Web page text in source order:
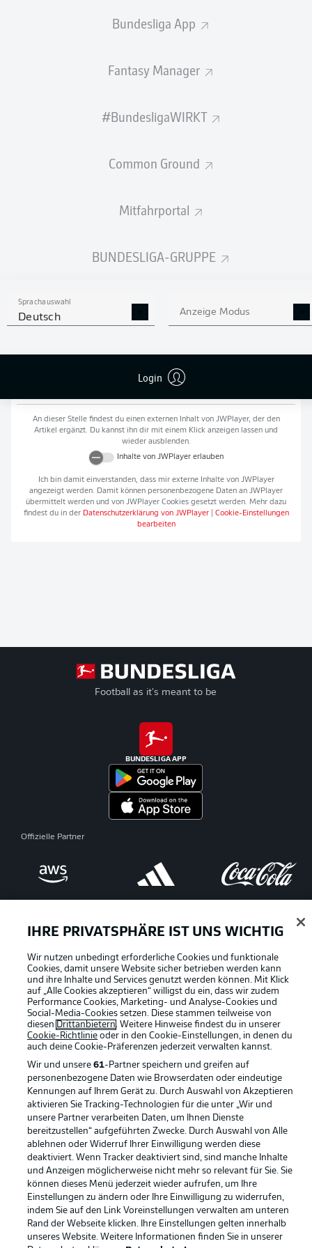
Bundesliga App
Fantasy Manager
#BundesligaWIRKT
Common Ground
Mitfahrportal
BUNDESLIGA-GRUPPE
Sprachauswahl
Deutsch Anzeige Modus
Login
NEWS
VIDEOS
An dieser Stelle findest du einen externen Inhalt von JWPlayer, der den
Artikel ergänzt. Du kannst ihn dir mit einem Klick anzeigen lassen und
wieder ausblenden.
Inhalte von JWPlayererlauben
Ich bin damit einverstanden, dass mir externe Inhalte von JWPlayer
angezeigt werden. Damit können personenbezogene Daten an JWPlayer
übermittelt werden und von JWPlayer Cookies gesetzt werden. Mehr dazu
findest du in der Datenschutzerklärung von JWPlayer| Cookie-Einstellungen
bearbeiten
Football as it's meant to be
BUNDESLIGA APP
Offizielle Partner
Rechtliche Hinweise Voreinstellungen verwalten
Datenschutz Nutzungsbedingungen
Kontakt Jobs
Impressum Partner
Spieler
AGB
IHRE PRIVATSPHÄRE IST UNS WICHTIG
Wir nutzen unbedingt erforderliche Cookies und funktionale
Cookies, damit unsere Website sicher betrieben werden kann
und ihre Inhalte und Services genutzt werden können. Mit Klick
auf „Alle Cookies akzeptieren“ willigst du ein, dass wir zudem
Performance Cookies, Marketing- und Analyse-Cookies und
Social-Media-Cookies setzen. Diese stammen teilweise von
diesen Drittanbietern. Weitere Hinweise findest du in unserer
Cookie-Richtlinie oder in den Cookie-Einstellungen, in denen du
auch deine Cookie-Präferenzen jederzeit verwalten kannst.
Wir und unsere61-Partner speichern und greifen auf
personenbezogene Daten wie Browserdaten oder eindeutige
Kennungen auf Ihrem Gerät zu. Durch Auswahl von Akzeptieren
aktivieren Sie Tracking-Technologien für die unter „Wir und
unsere Partner verarbeiten Daten, um Ihnen Dienste
bereitzustellen“ aufgeführten Zwecke. Durch Auswahl von Alle
ablehnen oder Widerruf Ihrer Einwilligung werden diese
deaktiviert. Wenn Tracker deaktiviert sind, sind manche Inhalte
und Anzeigen möglicherweise nicht mehr so relevant für Sie. Sie
können dieses Menü jederzeit wieder aufrufen, um Ihre
Einstellungen zu ändern oder Ihre Einwilligung zu widerrufen,
indem Sie auf den Link Voreinstellungen verwalten am unteren
Rand der Webseite klicken. Ihre Einstellungen gelten innerhalb
unseres Website. Weitere Informationen finden Sie in unserer